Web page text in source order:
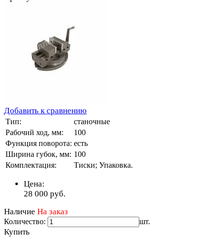
Добавить к сравнению
Тип:
станочные
Рабочий ход, мм:
100
Функция поворота: есть
Ширина губок, мм: 100
Комплектация:
Тиски; Упаковка.
Цена:
28 000 руб.
Наличие На заказ
Количество: шт.
Купить